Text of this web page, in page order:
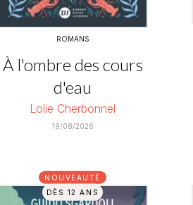
ROMANS
À l'ombre des cours
d'eau
Lolie Cherbonnel
19/08/2026
NOUVEAUTÉ
DÈS 12 ANS